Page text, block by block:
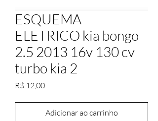
ESQUEMA
ELETRICO kia bongo
2.5 2013 16v 130 cv
turbo kia 2
R$ 12,00Preço
Adicionar ao carrinho